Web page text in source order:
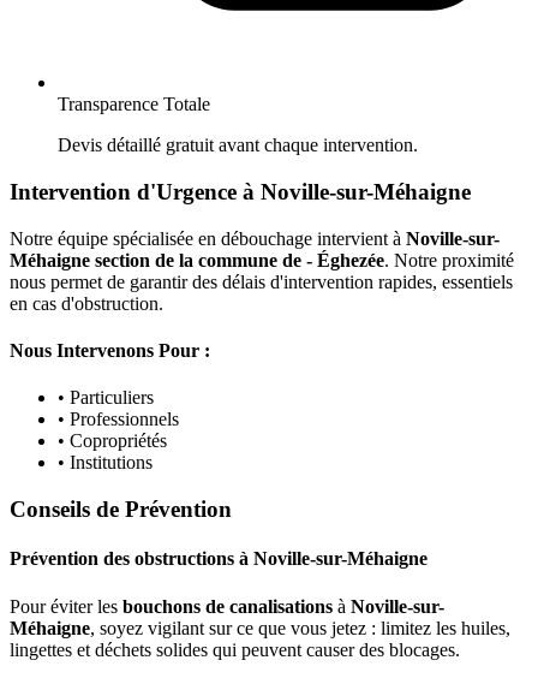
Transparence Totale
Devis détaillé gratuit avant chaque intervention.
Intervention d'Urgence à Noville-sur-Méhaigne
Notre équipe spécialisée en débouchage intervient à Noville-sur-
Méhaigne section de la commune de - Éghezée. Notre proximité
nous permet de garantir des délais d'intervention rapides, essentiels
en cas d'obstruction.
Nous Intervenons Pour :
• Particuliers
• Professionnels
• Copropriétés
• Institutions
Conseils de Prévention
Prévention des obstructions à Noville-sur-Méhaigne
Pour éviter les bouchons de canalisations à Noville-sur-
Méhaigne, soyez vigilant sur ce que vous jetez : limitez les huiles,
lingettes et déchets solides qui peuvent causer des blocages.